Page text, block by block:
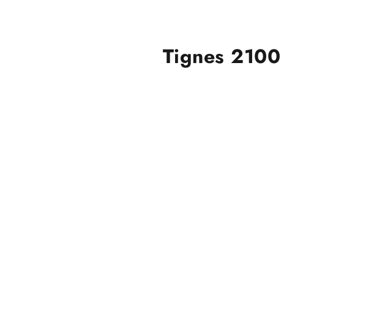
Tignes 2100